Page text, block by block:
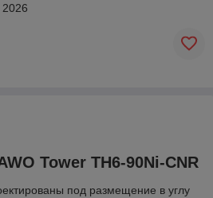
2026
Tower TH6-90Ni-CNR
под размещение в углу